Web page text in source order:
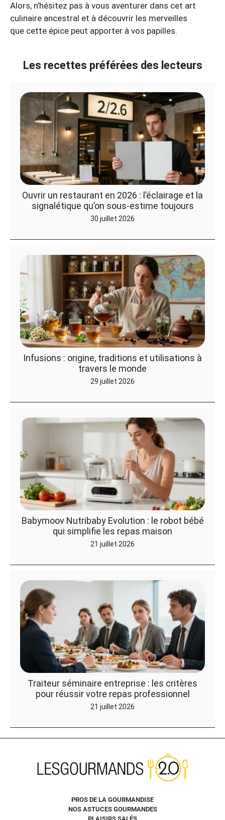
Alors, n’hésitez pas à vous aventurer dans cet art
culinaire ancestral et à découvrir les merveilles
que cette épice peut apporter à vos papilles.
Les recettes préférées des lecteurs
Ouvrir un restaurant en 2026 : l’éclairage et la
signalétique qu’on sous-estime toujours
30 juillet 2026
Infusions : origine, traditions et utilisations à
travers le monde
29 juillet 2026
Babymoov Nutribaby Evolution : le robot bébé
qui simplifie les repas maison
21 juillet 2026
Traiteur séminaire entreprise : les critères
pour réussir votre repas professionnel
21 juillet 2026
PROS DE LA GOURMANDISE
NOS ASTUCES GOURMANDES